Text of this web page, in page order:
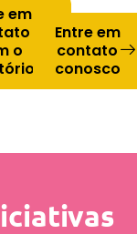
em
o
Entre em
contato
conosco